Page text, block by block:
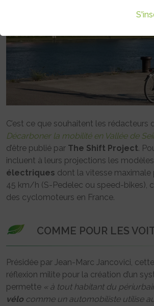
C’est ce que souhaitent les rédacteurs
Décarboner la mobilité en Vallée de
d’être publié par The Shift Project.
incluent à leurs projections les
électriques dont la vitesse maximale
45 km/h (S-Pedelec ou speed-bikes),
des cyclomoteurs en France.
COMME POUR LES
Présidée par Jean-Marc Jancovici,
réflexion milite pour la création d’un
permette « à tout habitant du
vélo comme un automobiliste utilise